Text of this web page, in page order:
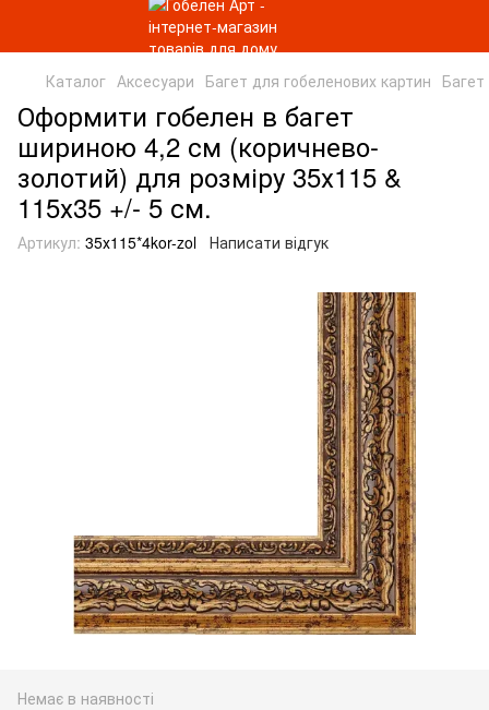
Каталог Аксесуари Багет для гобеленових картин
Оформити гобелен в багет
шириною 4,2 см (коричнево-
золотий) для розміру 35х115 &
115х35 +/- 5 см.
Артикул: 35х115*4kor-zol Написати відгук
Немає в наявності